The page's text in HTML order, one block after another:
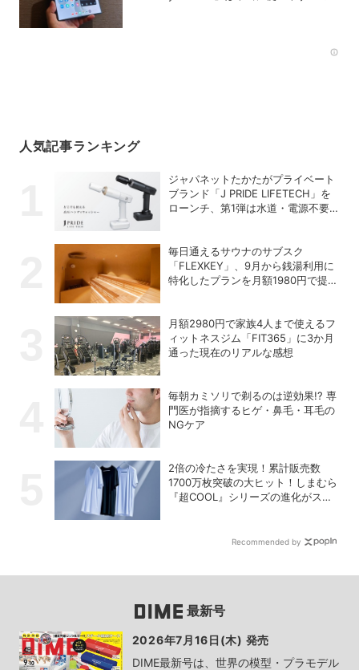
人気記事ランキング
ジャパネットたかたがプライベート
ブランド「J PRIDE LIFETECH」を
ローンチ、第1弾は水道・電源不要
毎日通えるサウナのサブスク
「FLEXKEY」、9月から銭湯利用に
特化したプランを月額1980円で提供
月額2980円で家族4人まで使えるフ
ィットネスジム「FIT365」に3か月
通った現在のリアルな感想
毎朝カミソリで剃るのは逆効果!? 専
門医が指摘するヒゲ・鼻毛・耳毛の
NGケア
2倍の冷たさを実現！累計販売数
1700万枚突破の大ヒット！しまむら
『超COOL』シリーズの進化がスゴ
Recommended by
最新号
2026年7月16日(木) 発売
DIME最新号は、世界の模型・プラモデル